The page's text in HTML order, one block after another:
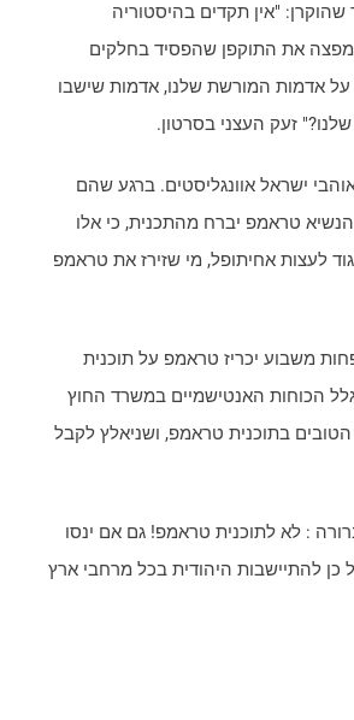
"אין תקדים בהיסטוריה
מפצה את התוקפן שהפסיד בחלקים
על אדמות המורשת שלנו, אדמות שישבו
זעק העצני בסרטון.
ישראל אוונגליסטים. ברגע שהם
טראמפ יברח מהתכנית, כי אלו
לעצות אחיתופל, מי שזירז את טראמפ
משבוע יכריז טראמפ על תוכנית
הכוחות האנטישמיים במשרד החוץ
בתוכנית טראמפ, ושניאלץ לקבל
: לא לתוכנית טראמפ! גם אם ינסו
כן להתיישבות היהודית בכל מרחבי ארץ